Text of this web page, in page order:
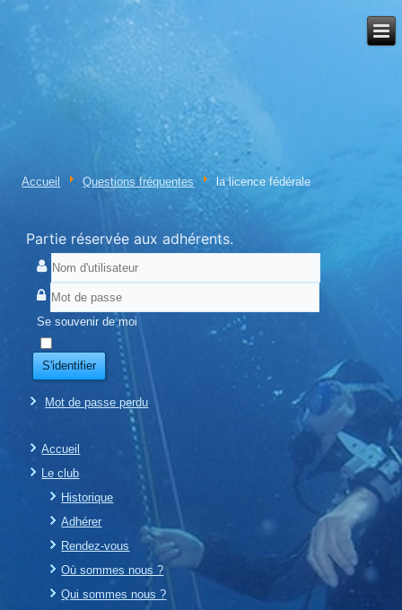
Accueil Questions fréquentes la licence fédérale
Partie réservée aux adhérents.
Se souvenir de moi
S'identifier
Mot de passe perdu
Accueil
Le club
Historique
Adhérer
Rendez-vous
Où sommes nous ?
Qui sommes nous ?